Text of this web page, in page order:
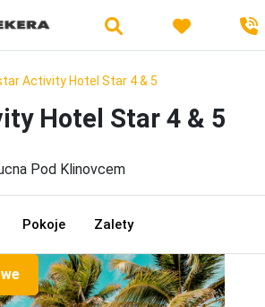
Activity Hotel Star 4 & 5
Hotel Star 4 & 5
Pod Klinovcem
Pokoje Zalety